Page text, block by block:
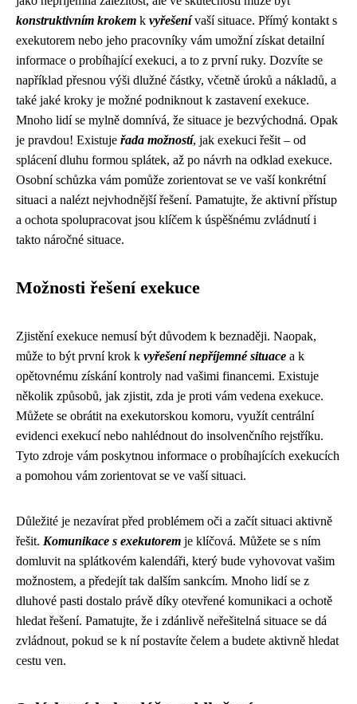
konstruktivním krokem k vyřešenívaší situace. Přímý kontakt s
exekutorem nebo jeho pracovníky vám umožní získat detailní
informace o probíhající exekuci, a to z první ruky. Dozvíte se
například přesnou výši dlužné částky, včetně úroků a nákladů, a
také jaké kroky je možné podniknout k zastavení exekuce.
Mnoho lidí se mylně domnívá, že situace je bezvýchodná. Opak
je pravdou! Existuje řada možností, jak exekuci řešit – od
splácení dluhu formou splátek, až po návrh na odklad exekuce.
Osobní schůzka vám pomůže zorientovat se ve vaší konkrétní
situaci a nalézt nejvhodnější řešení. Pamatujte, že aktivní přístup
a ochota spolupracovat jsou klíčem k úspěšnému zvládnutí i
takto náročné situace.
Možnosti řešení exekuce
Zjistění exekuce nemusí být důvodem k beznaději. Naopak,
může to být první krok k vyřešení nepříjemné situace a k
opětovnému získání kontroly nad vašimi financemi. Existuje
několik způsobů, jak zjistit, zda je proti vám vedena exekuce.
Můžete se obrátit na exekutorskou komoru, využít centrální
evidenci exekucí nebo nahlédnout do insolvenčního rejstříku.
Tyto zdroje vám poskytnou informace o probíhajících exekucích
a pomohou vám zorientovat se ve vaší situaci.
Důležité je nezavírat před problémem oči a začít situaci aktivně
řešit. Komunikace s exekutorem je klíčová. Můžete se s ním
domluvit na splátkovém kalendáři, který bude vyhovovat vašim
možnostem, a předejít tak dalším sankcím. Mnoho lidí se z
dluhové pasti dostalo právě díky otevřené komunikaci a ochotě
hledat řešení. Pamatujte, že i zdánlivě neřešitelná situace se dá
zvládnout, pokud se k ní postavíte čelem a budete aktivně hledat
cestu ven.